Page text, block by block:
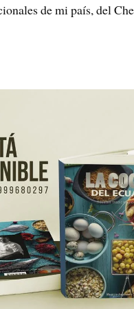
de mi país, del